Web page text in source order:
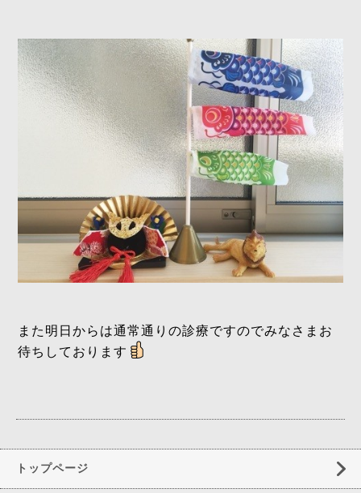
また明日からは通常通りの診療ですのでみなさまお
待ちしております
トップページ